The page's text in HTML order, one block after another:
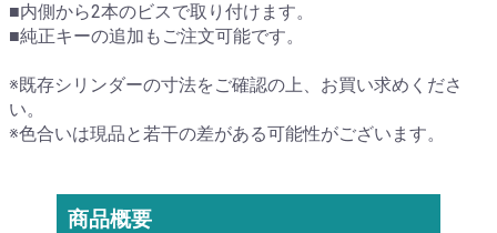
■内側から2本のビスで取り付けます。
■純正キーの追加もご注文可能です。
※既存シリンダーの寸法をご確認の上、お買い求めくださ
い。
※色合いは現品と若干の差がある可能性がございます。
商品概要